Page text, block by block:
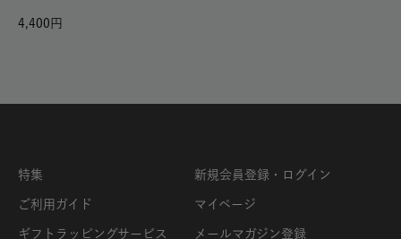
4,400
特集
ご利用ガイド
ギフトラッピングサービス
新規会員登録・ログイン
マイページ
メールマガジン登録